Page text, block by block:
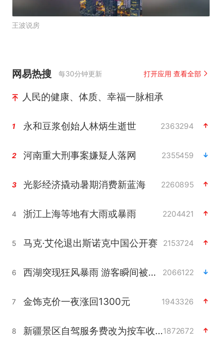
王波说房
网易热搜 每30分钟更新 打开应用 查看全部
人民的健康、体质、幸福一脉相承
1 永和豆浆创始人林炳生逝世 2363294
2 河南重大刑事案嫌疑人落网 2355459
3 光影经济撬动暑期消费新蓝海 2260895
4 浙江上海等地有大雨或暴雨 2204421
5 马克·艾伦退出斯诺克中国公开赛 2153724
6 西湖突现狂风暴雨 游客瞬间被浇透 2066122
7 金饰克价一夜涨回1300元 1943326
8 新疆景区自驾服务费改为按车收费1872672